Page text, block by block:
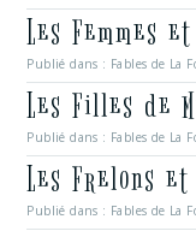
Les Femmes
Publié dans : Fables de La
Les Filles de
Publié dans : Fables de La
Les Frelons et
Publié dans : Fables de La